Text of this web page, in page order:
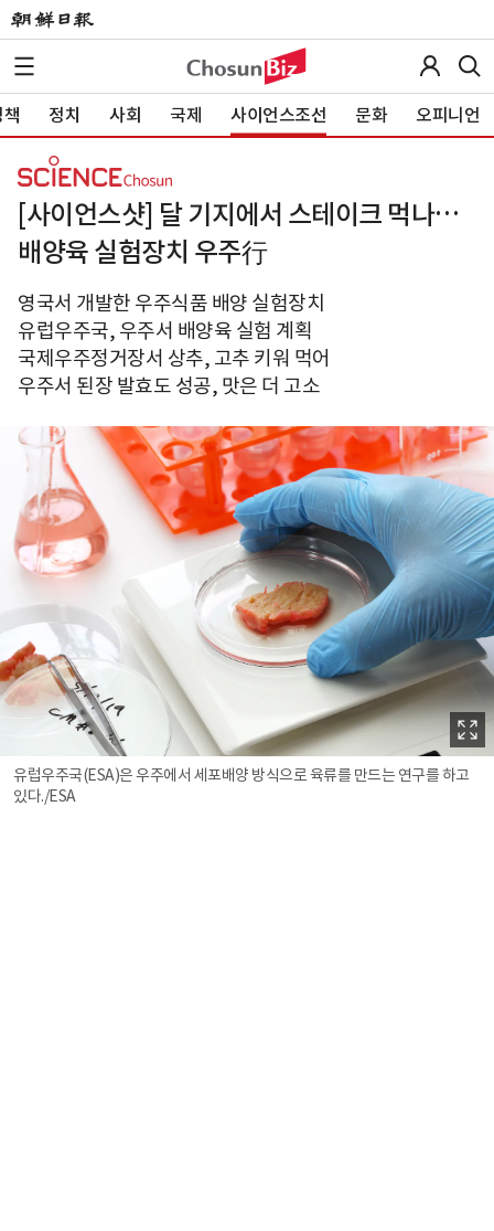
정치 사회 국제 사이언스조선 문화 오피니언
[사이언스샷] 달 기지에서 스테이크 먹나…
배양육 실험장치 우주行
영국서 개발한 우주식품 배양 실험장치
유럽우주국, 우주서 배양육 실험 계획
국제우주정거장서 상추, 고추 키워 먹어
우주서 된장 발효도 성공, 맛은 더 고소
유럽우주국(ESA)은 우주에서 세포배양 방식으로 육류를 만드는 연구를 하고
있다./ESA